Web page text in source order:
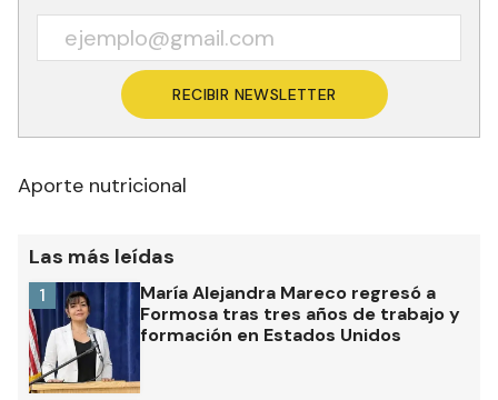
RECIBIR NEWSLETTER
Aporte nutricional
Las más leídas
María Alejandra Mareco regresó a
Formosa tras tres años de trabajo y
formación en Estados Unidos
1